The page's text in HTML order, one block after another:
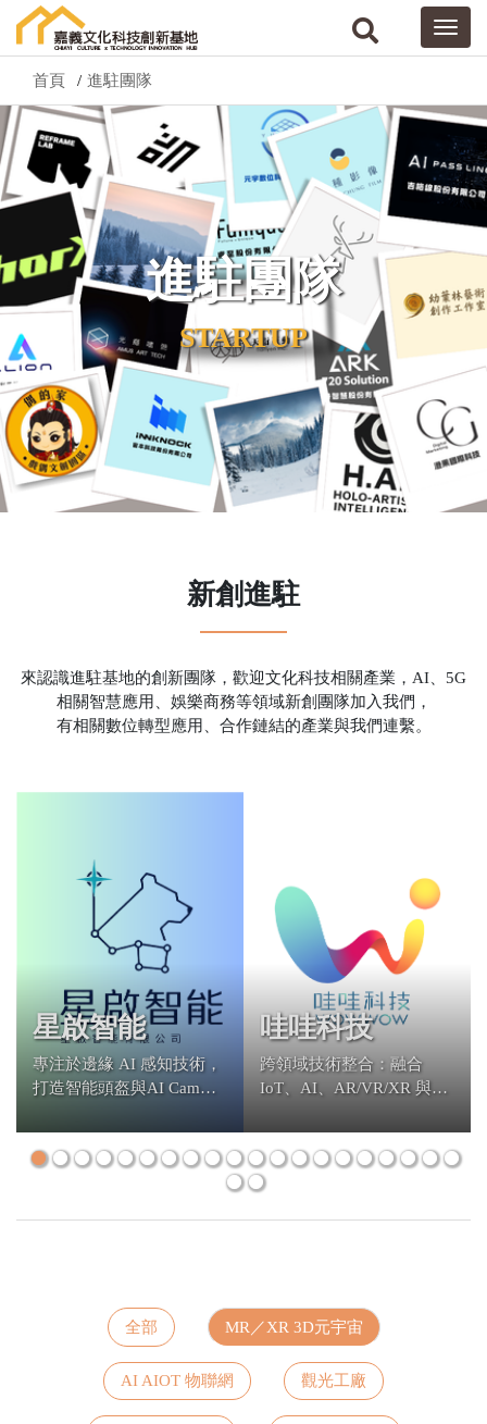
首頁 進駐團隊
進駐團隊
STARTUP
新創進駐
來認識進駐基地的創新團隊，歡迎文化科技相關產業，AI、5G
相關智慧應用、娛樂商務等領域新創團隊加入我們，
有相關數位轉型應用、合作鏈結的產業與我們連繫。
星啟智能
專注於邊緣 AI 感知技術，
打造智能頭盔與AI Cam，
快速落地解決方案
哇哇科技
跨領域技術整合：融合
IoT、AI、AR/VR/XR 與多
浸感的多人互動
全部 MR／XR 3D元宇宙
AI AIOT 物聯網 觀光工廠